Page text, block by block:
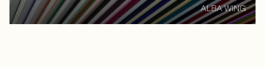
ALBA WING